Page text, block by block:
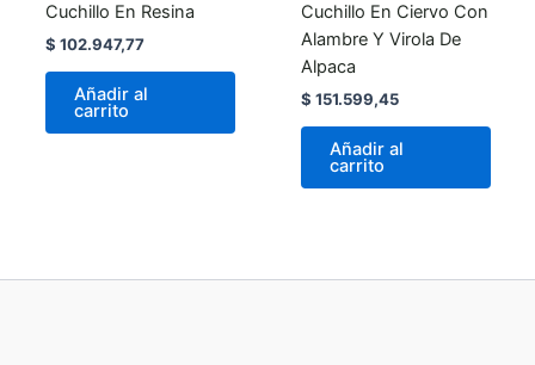
Cuchillo En Resina
$ 102.947,77
Añadir al
carrito
Cuchillo En Ciervo Con
Alambre Y Virola De
Alpaca
$ 151.599,45
Añadir al
carrito